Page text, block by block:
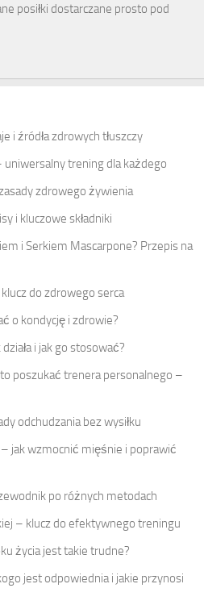
posiłki dostarczane prosto pod
i źródła zdrowych tłuszczy
trening dla każdego
zdrowego żywienia
i kluczowe składniki
i Serkiem Mascarpone? Przepis na
do zdrowego serca
o kondycję i zdrowie?
i jak go stosować?
poszukać trenera personalnego –
odchudzania bez wysiłku
jak wzmocnić mięśnie i poprawić
po różnych metodach
– klucz do efektywnego treningu
życia jest takie trudne?
jest odpowiednia i jakie przynosi